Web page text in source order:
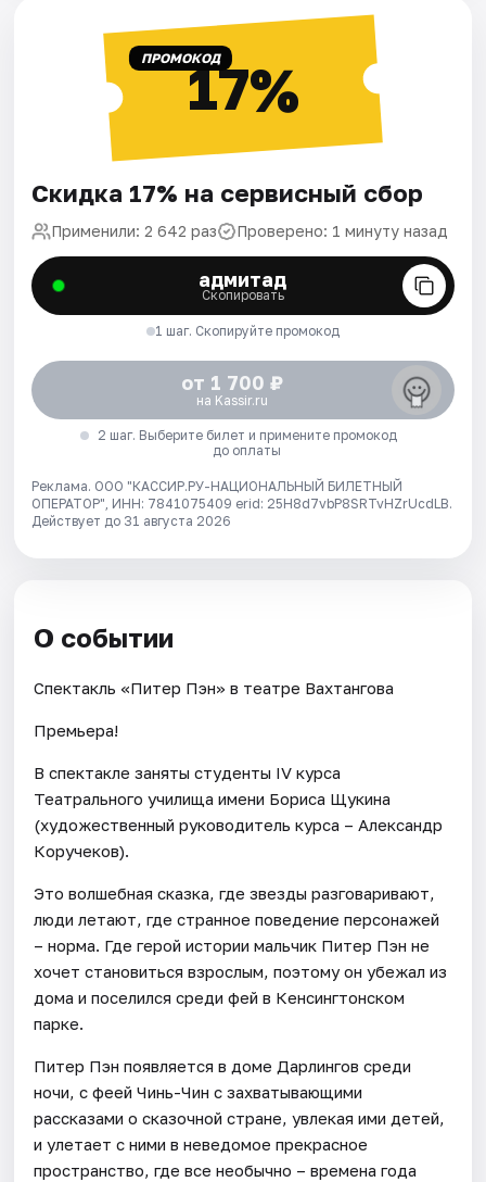
ПРОМОКОД17%
Скидка 17% на сервисный сбор
Применили: 2 642 раз Проверено: 1 минуту назад
адмитад
Скопировать
1 шаг. Скопируйте промокод
от 1 700 ₽
на Kassir.ru
2 шаг. Выберите билет и примените промокод
до оплаты
Реклама. ООО "КАССИР.РУ-НАЦИОНАЛЬНЫЙ БИЛЕТНЫЙ
ОПЕРАТОР", ИНН: 7841075409 erid: 25H8d7vbP8SRTvHZrUcdLB.
Действует до 31 августа 2026
О событии
Спектакль «Питер Пэн» в театре Вахтангова
Премьера!
В спектакле заняты студенты IV курса
Театрального училища имени Бориса Щукина
(художественный руководитель курса – Александр
Коручеков).
Это волшебная сказка, где звезды разговаривают,
люди летают, где странное поведение персонажей
– норма. Где герой истории мальчик Питер Пэн не
хочет становиться взрослым, поэтому он убежал из
дома и поселился среди фей в Кенсингтонском
парке.
Питер Пэн появляется в доме Дарлингов среди
ночи, с феей Чинь-Чин с захватывающими
рассказами о сказочной стране, увлекая ими детей,
и улетает с ними в неведомое прекрасное
пространство, где все необычно – времена года